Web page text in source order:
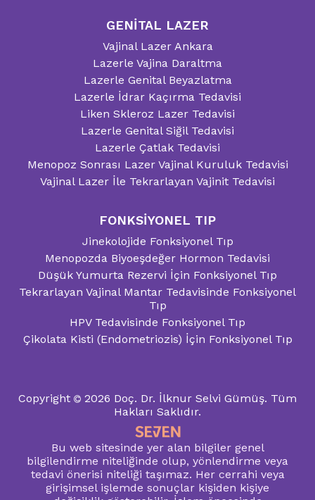
GENİTAL LAZER
Vajinal Lazer Ankara
Lazerle Vajina Daraltma
Lazerle Genital Beyazlatma
Lazerle İdrar Kaçırma Tedavisi
Liken Skleroz Lazer Tedavisi
Lazerle Genital Siğil Tedavisi
Lazerle Çatlak Tedavisi
Menopoz Sonrası Lazer Vajinal Kuruluk Tedavisi
Vajinal Lazer İle Tekrarlayan Vajinit Tedavisi
FONKSİYONEL TIP
Jinekolojide Fonksiyonel Tıp
Menopozda Biyoeşdeğer Hormon Tedavisi
Düşük Yumurta Rezervi İçin Fonksiyonel Tıp
Tekrarlayan Vajinal Mantar Tedavisinde Fonksiyonel
Tıp
HPV Tedavisinde Fonksiyonel Tıp
Çikolata Kisti (Endometriozis) İçin Fonksiyonel Tıp
Copyright 2026 Doç. Dr. İlknur Selvi Gümüş. Tüm
Hakları Saklıdır.
Bu web sitesinde yer alan bilgiler genel
bilgilendirme niteliğinde olup, yönlendirme veya
tedavi önerisi niteliği taşımaz. Her cerrahi veya
girişimsel işlemde sonuçlar kişiden kişiye